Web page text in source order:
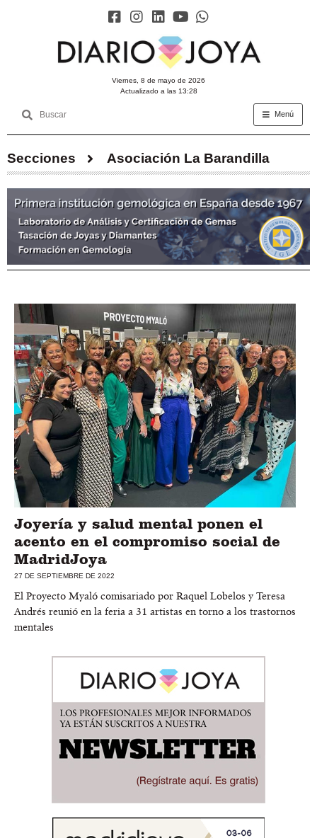
viernes, 8 de mayo de 2026
Actualizado a las 13:28
Menú
Secciones Asociación La Barandilla
Joyería y salud mental ponen el
acento en el compromiso social de
MadridJoya
27 DE SEPTIEMBRE DE 2022
El Proyecto Myaló comisariado por Raquel Lobelos y Teresa
Andrés reunió en la feria a 31 artistas en torno a los trastornos
mentales